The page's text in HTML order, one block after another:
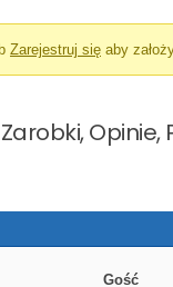
Zarejestruj się aby
Opinie,
Gość